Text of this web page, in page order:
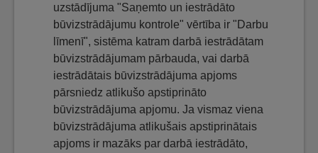
uzstādījuma "Saņemto un iestrādāto
būvizstrādājumu kontrole" vērtība ir "Darbu
līmenī", sistēma katram darbā iestrādātam
būvizstrādājumam pārbauda, vai darbā
iestrādātais būvizstrādājuma apjoms
pārsniedz atlikušo apstiprināto
būvizstrādājuma apjomu. Ja vismaz viena
būvizstrādājuma atlikušais apstiprinātais
apjoms ir mazāks par darbā iestrādāto,